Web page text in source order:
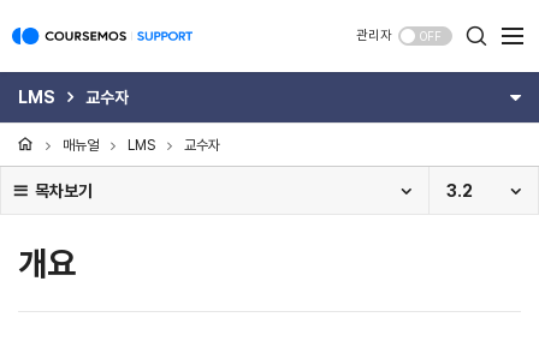
관리자 OFF
LMS 교수자
매뉴얼 LMS 교수자
목차보기 3.2
개요